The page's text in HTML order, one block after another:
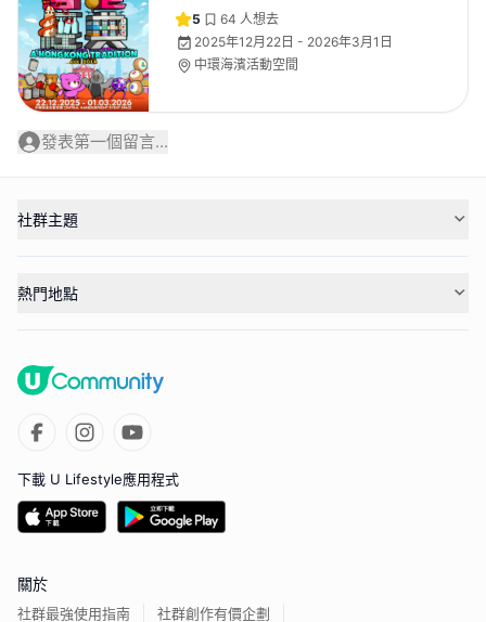
5 64 人想去
2025年12月22日 - 2026年3月1日
中環海濱活動空間
發表第一個留言...
社群主題
熱門地點
下載 U Lifestyle應用程式
關於
社群最強使用指南 社群創作有價企劃